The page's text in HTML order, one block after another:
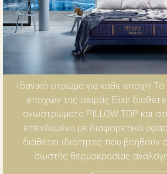
Ιδανικό στρώμα για κάθε εποχή!
εποχών της σειράς Elixir
ανωστρώματα PILLOW TOP και
επενδυμένα με διαφορετικό
διαθέτει ιδιότητες που βοηθούν
σωστής θερμοκρασίας